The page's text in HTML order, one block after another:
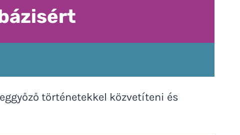
történetekkel közvetíteni és